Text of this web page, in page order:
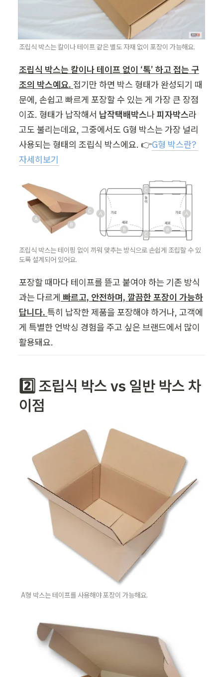
조립식 박스는 칼이나 테이프 같은 별도 자재 없이 포장이 가능해요.
조립식 박스는 칼이나 테이프 없이 ‘톡’ 하고 접는 구
조의 박스예요. 접기만 하면 박스 형태가 완성되기 때
문에, 손쉽고 빠르게 포장할 수 있는 게 가장 큰 장점
이죠. 형태가 납작해서 납작택배박스나 피자박스라
고도 불리는데요, 그중에서도 G형 박스는 가장 널리
사용되는 형태의 조립식 박스에요. 👉G형 박스란?
자세히보기
조립식 박스는 테이핑 없이 끼워 맞추는 방식으로 손쉽게 조립할 수 있
도록 설계되어 있어요.
포장할 때마다 테이프를 뜯고 붙여야 하는 기존 방식
과는 다르게 빠르고, 안전하며, 깔끔한 포장이 가능하
답니다. 특히 납작한 제품을 포장해야 하거나, 고객에
게 특별한 언박싱 경험을 주고 싶은 브랜드에서 많이
활용돼요.
2️⃣ 조립식 박스 vs 일반 박스 차
이점
A형 박스는 테이프를 사용해야 포장이 가능해요.